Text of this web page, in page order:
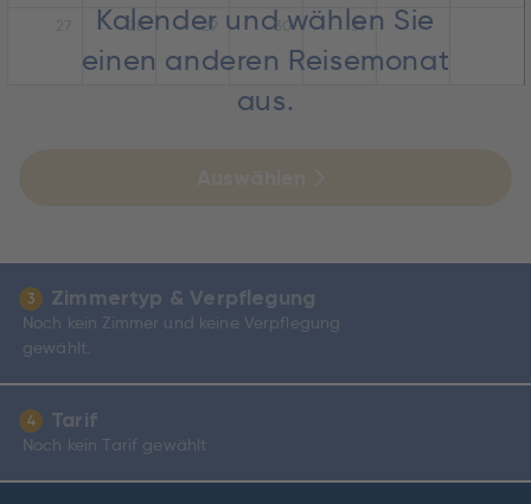
Kalender und wählen Sie
einen anderen Reisemonat
aus.
28 29 30 31
3 Zimmertyp & Verpflegung
Noch kein Zimmer und keine Verpflegung
gewählt.
4 Tarif
Noch kein Tarif gewählt